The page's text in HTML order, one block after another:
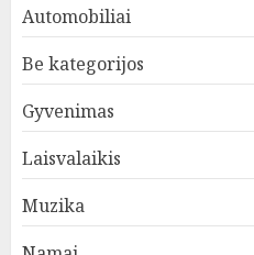
Automobiliai
Be kategorijos
Gyvenimas
Laisvalaikis
Muzika